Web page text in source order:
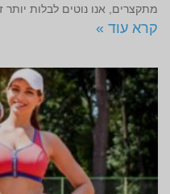
מתקצרים, אנו נוטים לבלות
קרא עוד »